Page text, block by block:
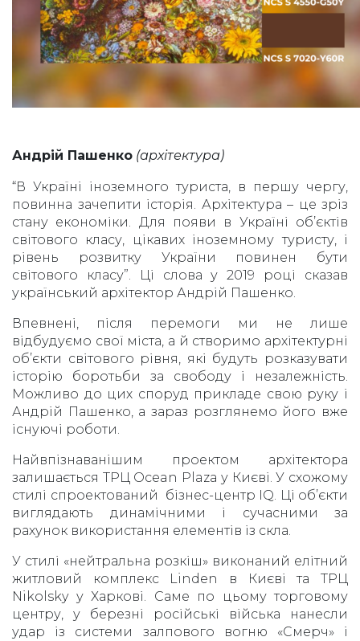
Андрій Пашенко (архітектура)
“В Україні іноземного туриста, в першу чергу,
повинна зачепити історія. Архітектура – це зріз
стану економіки. Для появи в Україні об’єктів
світового класу, цікавих іноземному туристу, і
рівень розвитку України повинен бути
світового класу”. Ці слова у 2019 році сказав
український архітектор Андрій Пашенко.
Впевнені, після перемоги ми не лише
відбудуємо свої міста, а й створимо архітектурні
об’єкти світового рівня, які будуть розказувати
історію боротьби за свободу і незалежність.
Можливо до цих споруд прикладе свою руку і
Андрій Пашенко, а зараз розглянемо його вже
існуючі роботи.
Найвпізнаванішим проектом архітектора
залишається ТРЦ Ocean Plaza у Києві. У схожому
стилі спроектований бізнес-центр IQ. Ці об’єкти
виглядають динамічними і сучасними за
рахунок використання елементів із скла.
У стилі «нейтральна розкіш» виконаний елітний
житловий комплекс Linden в Києві та ТРЦ
Nikolsky у Харкові. Саме по цьому торговому
центру, у березні російські війська нанесли
удар із системи залпового вогню «Смерч» і